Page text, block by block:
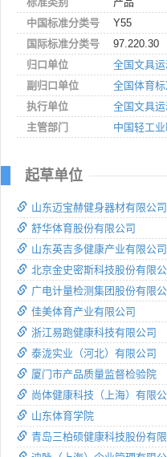
中国标准分类号
Y55
国际标准分类号
97.220.30
归口单位
全国文具
副归口单位
全国体育
执行单位
全国文具
主管部门
中国轻工
起草单位
山东迈宝赫健身器材有限公司
舒华体育股份有限公司
山东英吉多健康产业有限公司
北京金史密斯科技股份有限
广电计量检测集团股份有限
佳美体育产业有限公司
浙江易跑健康科技有限公司
泰泷实业（河北）有限公司
厦门市产品质量监督检验院
尚体健康科技（上海）有限
山东体育学院
青岛三柏硕健康科技股份有